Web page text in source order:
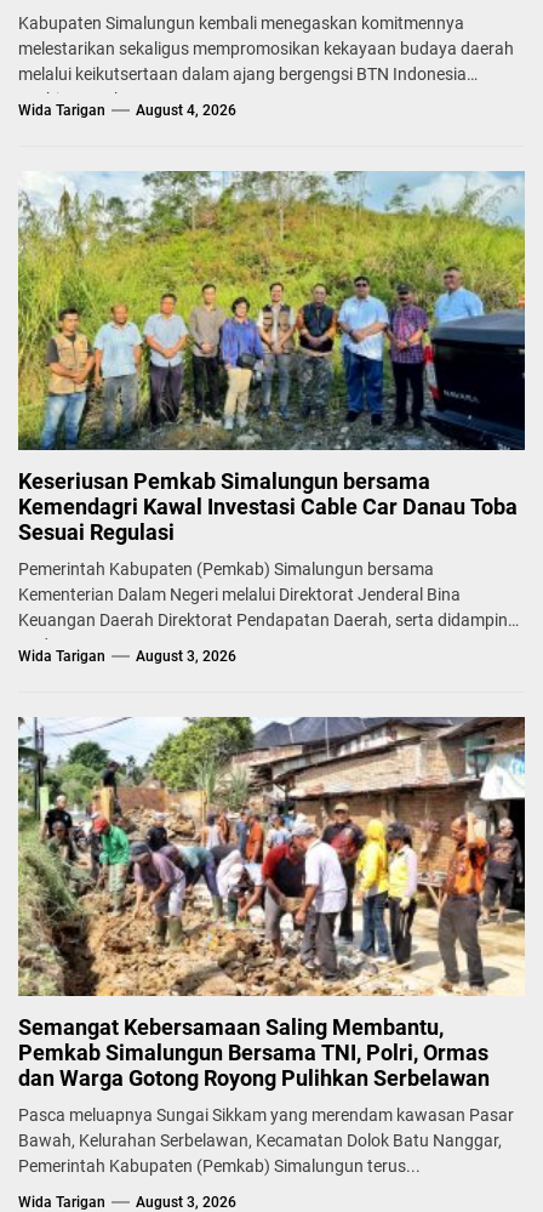
Kabupaten Simalungun kembali menegaskan komitmennya
melestarikan sekaligus mempromosikan kekayaan budaya daerah
melalui keikutsertaan dalam ajang bergengsi BTN Indonesia
Fashion Week...
Wida Tarigan August 4, 2026
Keseriusan Pemkab Simalungun bersama
Kemendagri Kawal Investasi Cable Car Danau Toba
Sesuai Regulasi
Pemerintah Kabupaten (Pemkab) Simalungun bersama
Kementerian Dalam Negeri melalui Direktorat Jenderal Bina
Keuangan Daerah Direktorat Pendapatan Daerah, serta didampingi
Badan...
Wida Tarigan August 3, 2026
Semangat Kebersamaan Saling Membantu,
Pemkab Simalungun Bersama TNI, Polri, Ormas
dan Warga Gotong Royong Pulihkan Serbelawan
Pasca meluapnya Sungai Sikkam yang merendam kawasan Pasar
Bawah, Kelurahan Serbelawan, Kecamatan Dolok Batu Nanggar,
Pemerintah Kabupaten (Pemkab) Simalungun terus...
Wida Tarigan August 3, 2026